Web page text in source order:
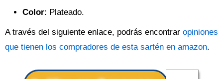
Color: Plateado.
A través del siguiente enlace, podrás encontrar opiniones
que tienen los compradores de esta sartén en amazon.